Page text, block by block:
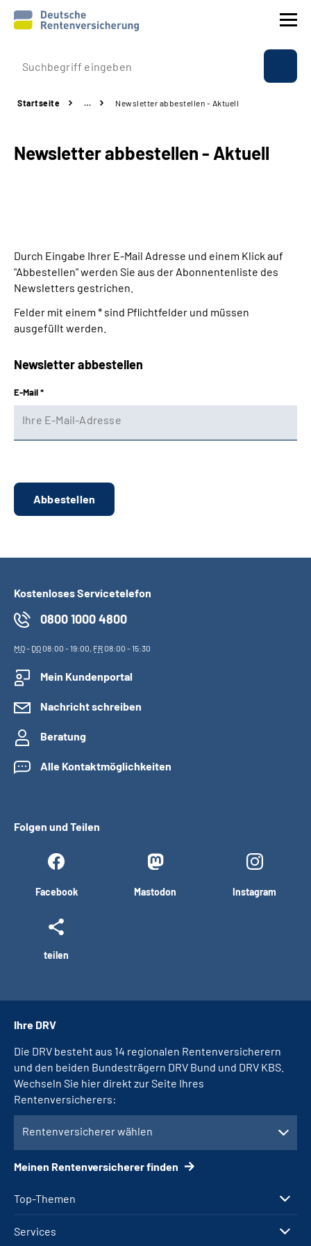
Prävention
Rente
Über uns & Presse
Online-Services
Inhalte in Gebärdensprache (DGS)
Startseite … Newsletter abbestellen - Aktuell
Newsletter abbestellen - Aktuell
Durch Eingabe Ihrer E-Mail Adresse und einem Klick auf
"Abbestellen" werden Sie aus der Abonnentenliste des
Newsletters gestrichen.
Felder mit einem * sind Pflichtfelder und müssen
ausgefüllt werden.
Newsletter abbestellen
E-Mail *
Kostenloses Servicetelefon
0800 1000 4800
MO- DO08:00 - 19:00, FR08:00 - 15:30
Mein Kundenportal
Nachricht schreiben
Beratung
Alle Kontaktmöglichkeiten
Folgen und Teilen
Facebook Mastodon Instagram
teilen
Top-Themen
Services
Ihre DRV
Die DRV besteht aus 14 regionalen Rentenversicherern
und den beiden Bundesträgern DRV Bund und DRV KBS.
Wechseln Sie hier direkt zur Seite Ihres
Rentenversicherers:
Rentenversicherer wählen
Meinen Rentenversicherer finden